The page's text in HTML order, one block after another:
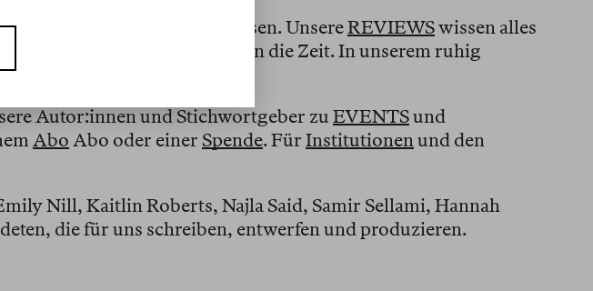
literarisch und belesen. UnsereREVIEWSwissen alles
sind situative Denkzettel gegen die Zeit. In unserem ruhig
Arbeiten.
Autor:innen und Stichwortgeber zu EVENTSund
Abo Abo oder einer Spende. Für Institutionenund den
Nill, Kaitlin Roberts, Najla Said, Samir Sellami, Hannah
die für uns schreiben, entwerfen und produzieren.